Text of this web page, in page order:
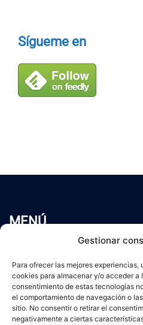
Gestionar
Para ofrecer las mejores
cookies para almacenar y/o acceder a
consentimiento de estas tecnologías
el comportamiento de navegación o
sitio. No consentir o retirar el
negativamente a ciertas
Sígueme en
MENÚ
Servicios
Blog
Contacto
Aviso Legal